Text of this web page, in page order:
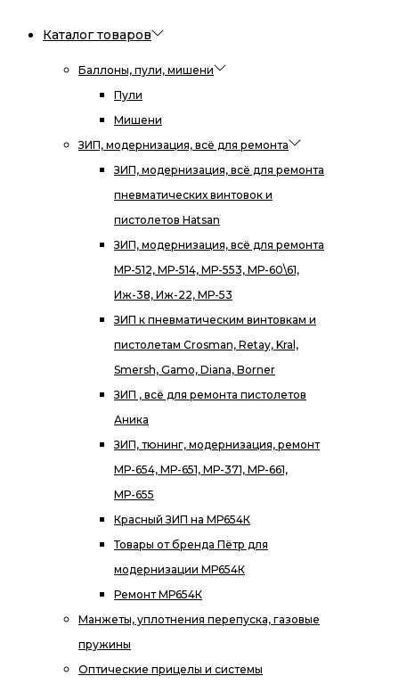
Каталог товаров
Баллоны, пули, мишени
Пули
Мишени
ЗИП, модернизация, всё для ремонта
ЗИП, модернизация, всё для ремонта
пневматических винтовок и
пистолетов Hatsan
ЗИП, модернизация, всё для ремонта
МР-512, МР-514, МР-553, МР-60\61,
Иж-38, Иж-22, МР-53
ЗИП к пневматическим винтовкам и
пистолетам Crosman, Retay, Kral,
Smersh, Gamo, Diana, Borner
ЗИП , всё для ремонта пистолетов
Аника
ЗИП, тюнинг, модернизация, ремонт
МР-654, МР-651, МР-371, МР-661,
МР-655
Красный ЗИП на МР654К
Товары от бренда Пётр для
модернизации МР654К
Ремонт МР654К
Манжеты, уплотнения перепуска, газовые
пружины
Оптические прицелы и системы